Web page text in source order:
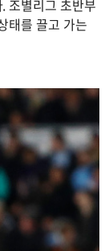
조별리그 초반부
태를 끌고 가는